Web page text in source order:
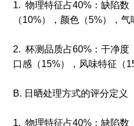
1. 物理特征占40%：缺陷数
（10%），颜色（5%），气
2. 杯测品质占60%：干净度
口感（15%），风味特征（
B. 日晒处理方式的评分定义
1. 物理特征占40%：缺陷数